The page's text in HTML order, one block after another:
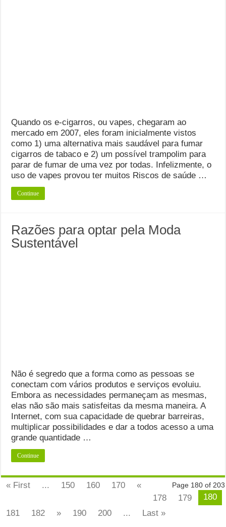
Quando os e-cigarros, ou vapes, chegaram ao
mercado em 2007, eles foram inicialmente vistos
como 1) uma alternativa mais saudável para fumar
cigarros de tabaco e 2) um possível trampolim para
parar de fumar de uma vez por todas. Infelizmente, o
uso de vapes provou ter muitos Riscos de saúde …
Continue
Razões para optar pela Moda
Sustentável
Não é segredo que a forma como as pessoas se
conectam com vários produtos e serviços evoluiu.
Embora as necessidades permaneçam as mesmas,
elas não são mais satisfeitas da mesma maneira. A
Internet, com sua capacidade de quebrar barreiras,
multiplicar possibilidades e dar a todos acesso a uma
grande quantidade …
Continue
Page 180 of 203
« First ... 150 160 170
«
178
179
180
181
182 » 190 200 ... Last »